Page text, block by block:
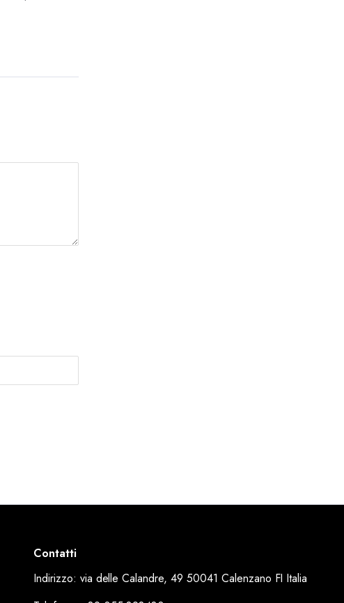
Contatti
Indirizzo: via delle Calandre, 49 50041 Calenzano FI Italia